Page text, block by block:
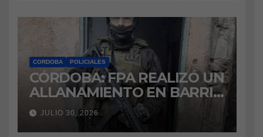
CORDOBA POLICIALES
CÓRDOBA: FPA REALIZÓ UN
ALLANAMIENTO EN BARRIO
VILLA BOEDO
RELACIONADO CON UNA
JULIO 30, 2026